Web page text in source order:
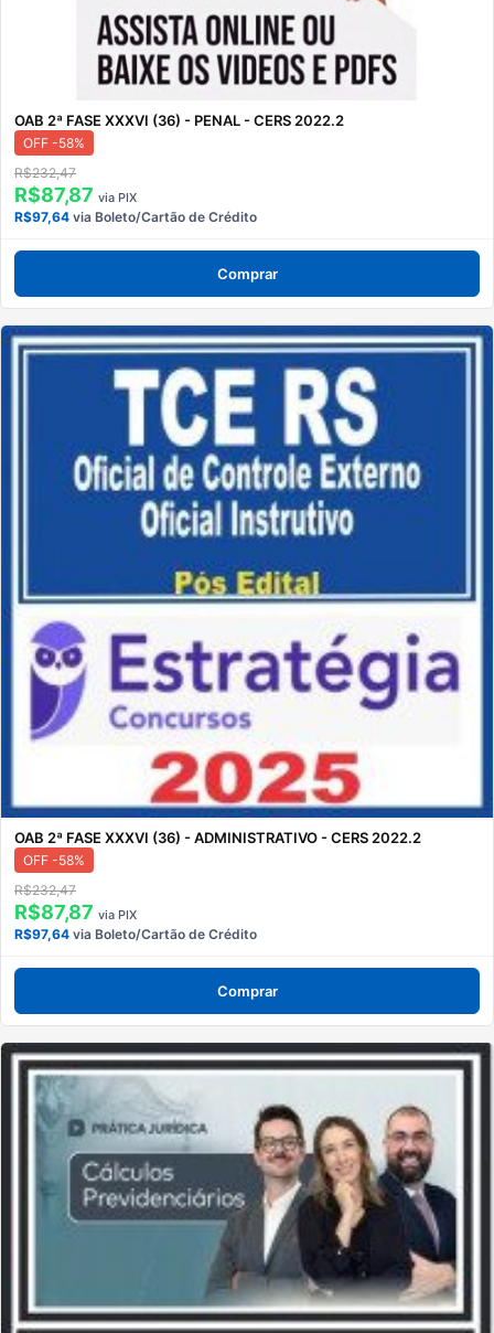
OAB 2ª FASE XXXVI (36) - PENAL - CERS 2022.2
OFF -58%
R$232,47
R$87,87 via PIX
R$97,64 via Boleto/Cartão de Crédito
Comprar
OAB 2ª FASE XXXVI (36) - ADMINISTRATIVO - CERS 2022.2
OFF -58%
R$232,47
R$87,87 via PIX
R$97,64 via Boleto/Cartão de Crédito
Comprar